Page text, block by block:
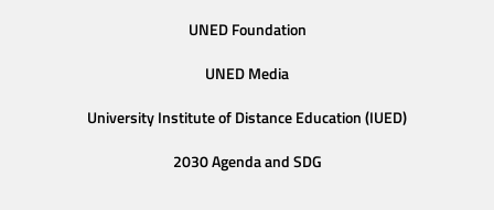
UNED Foundation
UNED Media
University Institute of Distance Education (IUED)
2030 Agenda and SDG